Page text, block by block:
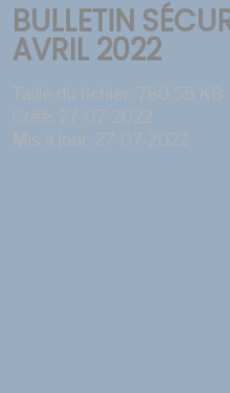
BULLETIN
AVRIL 2022
Taille du fichier: 780.55 KB
Créé: 27-07-2022
Mis à jour: 27-07-2022